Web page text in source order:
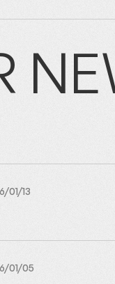
01/13
01/05